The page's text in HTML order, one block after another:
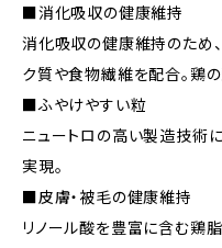
■消化吸収の健康維持
消化吸収の健康維持のため
ク質や食物繊維を配合。鶏の
■ふやけやすい粒
ニュートロの高い製造技術
実現。
■皮膚・被毛の健康維持
リノール酸を豊富に含む鶏